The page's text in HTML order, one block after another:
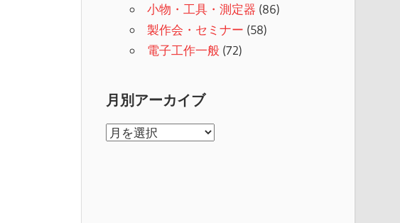
小物・工具・測定器 (86)
製作会・セミナー (58)
電子工作一般 (72)
月別アーカイブ
月